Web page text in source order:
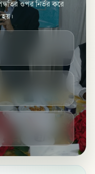
ওপর নির্ভর করে